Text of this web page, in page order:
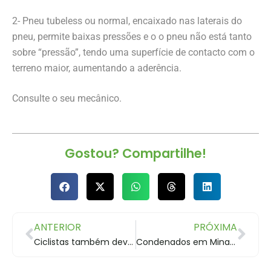
2- Pneu tubeless ou normal, encaixado nas laterais do
pneu, permite baixas pressões e o o pneu não está tanto
sobre “pressão”, tendo uma superfície de contacto com o
terreno maior, aumentando a aderência.
Consulte o seu mecânico.
Gostou? Compartilhe!
ANTERIOR
Ciclistas também devem respeitar o trânsito
PRÓXIMA
Condenados em Minas Gerais produzem bicicletas durante período da pena